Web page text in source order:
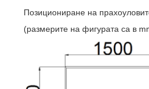
Позициониране на
(размерите на фигурата са в